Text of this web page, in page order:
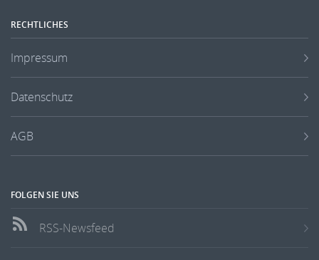
RECHTLICHES
Impressum
Datenschutz
AGB
FOLGEN SIE UNS
RSS-Newsfeed